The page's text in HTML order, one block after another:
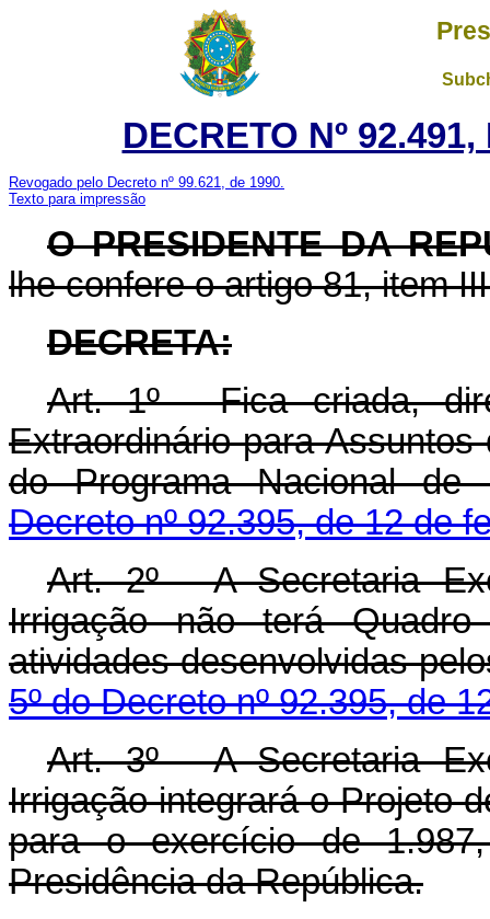
DECRETO Nº
Revogado pelo Decreto nº 99.621, de 1990.
Texto para impressão
O PRESIDENTE DA
lhe confere o artigo 81, item
DECRETA:
Art. 1º - Fica criada,
Extraordinário para
do Programa Nacional de
Decreto nº 92.395, de 12 de
Art. 2º - A Secretaria
Irrigação não terá
atividades desenvolvidas
5º do Decreto nº 92.395, de
Art. 3º - A Secretaria
Irrigação integrará o Projeto
para o exercício de
Presidência da República.